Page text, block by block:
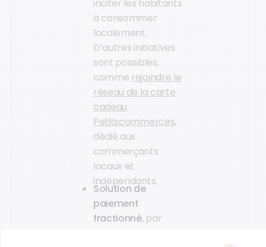
inciter les habitants
à consommer
localement.
D’autres initiatives
sont possibles,
comme rejoindre le
réseau de la carte
cadeau
Petitscommerces,
dédié aux
commerçants
locaux et
indépendants.
Solution de
paiement
fractionné, par